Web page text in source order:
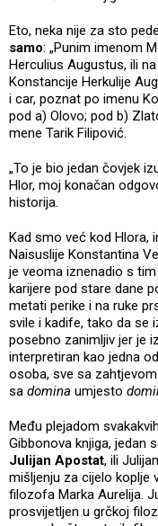
Eto, neka nije za sto
samo: „Punim imenom
Herculius Augustus, ili
Konstancije Herkulije
i car, poznat po imenu
pod a) Olovo; pod b)
mene Tarik Filipović.
„To je bio jedan čovjek
Hlor, moj konačan
historija.
Kad smo već kod Hlora,
Naisuslije Konstantina
je veoma iznenadio s
karijere pod stare dane
metati perike i na ruke
svile i kadife, tako da se
posebno zanimljiv jer je
interpretiran kao jedna
osoba, sve sa
sa domina umjesto
Među plejadom
Gibbonova knjiga, jedan
Julijan Apostat, ili
mišljenju za cijelo koplje
filozofa Marka Aurelija.
prosvijetljen u grčkoj